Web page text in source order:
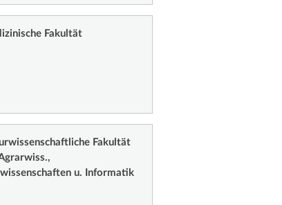
Fakultät
Fakultät
Agrarwiss.,
u. Informatik